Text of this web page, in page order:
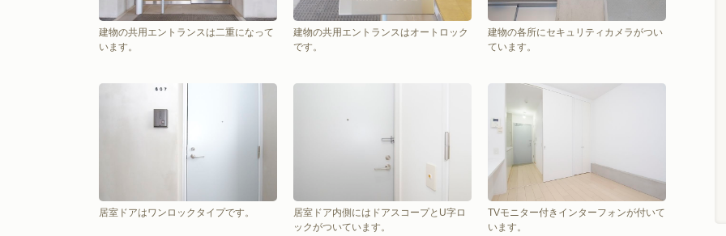
建物の共用エントランスは二重になって
います。
建物の共用エントランスはオートロック
です。
建物の各所にセキュリティカメラがつい
ています。
居室ドアはワンロックタイプです。
居室ドア内側にはドアスコープとU字ロ
ックがついています。
TVモニター付きインターフォンが付いて
います。